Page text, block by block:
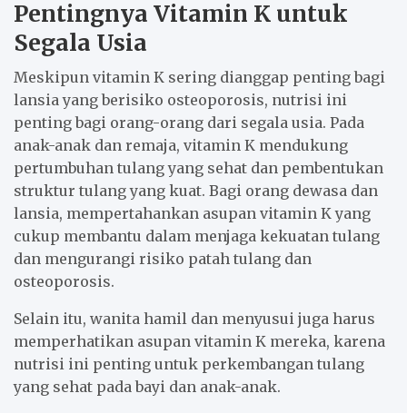
Pentingnya Vitamin K untuk
Segala Usia
Meskipun vitamin K sering dianggap penting bagi
lansia yang berisiko osteoporosis, nutrisi ini
penting bagi orang-orang dari segala usia. Pada
anak-anak dan remaja, vitamin K mendukung
pertumbuhan tulang yang sehat dan pembentukan
struktur tulang yang kuat. Bagi orang dewasa dan
lansia, mempertahankan asupan vitamin K yang
cukup membantu dalam menjaga kekuatan tulang
dan mengurangi risiko patah tulang dan
osteoporosis.
Selain itu, wanita hamil dan menyusui juga harus
memperhatikan asupan vitamin K mereka, karena
nutrisi ini penting untuk perkembangan tulang
yang sehat pada bayi dan anak-anak.